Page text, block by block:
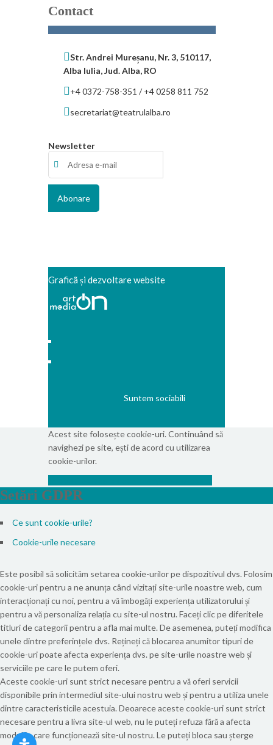
Contact
Str. Andrei Mureșanu, Nr. 3, 510117,
Alba Iulia, Jud. Alba, RO
+4 0372-758-351 / +4 0258 811 752
secretariat@teatrulalba.ro
Newsletter
Graficã și dezvoltare website
Suntem sociabili
Acest site folosește cookie-uri. Continuând să
navighezi pe site, ești de acord cu utilizarea
cookie-urilor.
Setări GDPR
Ce sunt cookie-urile?
Cookie-urile necesare
Este posibil să solicităm setarea cookie-urilor pe dispozitivul dvs. Folosim
cookie-uri pentru a ne anunța când vizitați site-urile noastre web, cum
interacționați cu noi, pentru a vă îmbogăți experiența utilizatorului și
pentru a vă personaliza relația cu site-ul nostru. Faceți clic pe diferitele
titluri de categorii pentru a afla mai multe. De asemenea, puteți modifica
unele dintre preferințele dvs. Rețineți că blocarea anumitor tipuri de
cookie-uri poate afecta experiența dvs. pe site-urile noastre web și
serviciile pe care le putem oferi.
Aceste cookie-uri sunt strict necesare pentru a vă oferi servicii
disponibile prin intermediul site-ului nostru web și pentru a utiliza unele
dintre caracteristicile acestuia. Deoarece aceste cookie-uri sunt strict
necesare pentru a livra site-ul web, nu le puteți refuza fără a afecta
modul în care funcționează site-ul nostru. Le puteți bloca sau șterge